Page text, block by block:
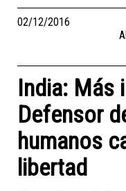
02/12/2016
India: Más
Defensor
humanos
libertad